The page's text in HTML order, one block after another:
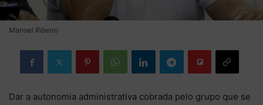
Manoel Ribeiro
Dar a autonomia administrativa cobrada pelo grupo que se